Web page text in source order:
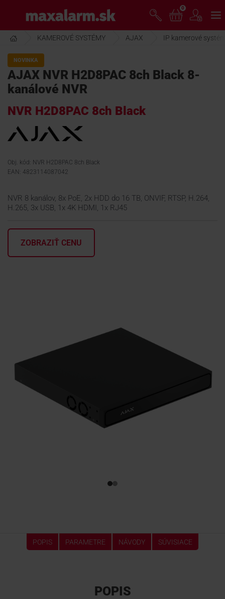
hlavnému
obsahu
www.maxalarm.sk
AKCIA MESIACA
PRODUKTY
PODPORA
KONTAKTY
0
KAMEROVÉ SYSTÉMY AJAX IP kamerové
NOVINKA
AJAX NVR H2D8PAC 8ch Black 8-
kanálové NVR
NVR H2D8PAC 8ch Black
Obj. kód: NVR H2D8PAC 8ch Black
EAN: 4823114087042
NVR 8 kanálov, 8x PoE, 2x HDD do 16 TB, ONVIF, RTSP, H.264,
H.265, 3x USB, 1x 4K HDMI, 1x RJ45
ZOBRAZIŤ CENU
POPIS PARAMETRE NÁVODY SÚVISIACE
POPIS